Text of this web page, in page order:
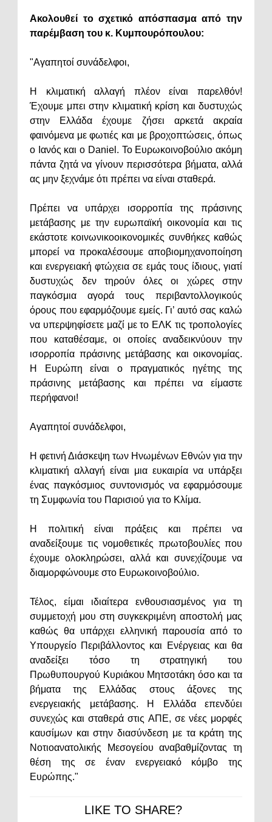
Ακολουθεί το σχετικό απόσπασμα από την
παρέμβαση του κ. Κυμπουρόπουλου:
"Αγαπητοί συνάδελφοι,
Η κλιματική αλλαγή πλέον είναι παρελθόν!
Έχουμε μπει στην κλιματική κρίση και δυστυχώς
στην Ελλάδα έχουμε ζήσει αρκετά ακραία
φαινόμενα με φωτιές και με βροχοπτώσεις, όπως
ο Ιανός και ο Daniel. Το Ευρωκοινοβούλιο ακόμη
πάντα ζητά να γίνουν περισσότερα βήματα, αλλά
ας μην ξεχνάμε ότι πρέπει να είναι σταθερά.
Πρέπει να υπάρχει ισορροπία της πράσινης
μετάβασης με την ευρωπαϊκή οικονομία και τις
εκάστοτε κοινωνικοοικονομικές συνθήκες καθώς
μπορεί να προκαλέσουμε αποβιομηχανοποίηση
και ενεργειακή φτώχεια σε εμάς τους ίδιους, γιατί
δυστυχώς δεν τηρούν όλες οι χώρες στην
παγκόσμια αγορά τους περιβαντολλογικούς
όρους που εφαρμόζουμε εμείς. Γι’ αυτό σας καλώ
να υπερψηφίσετε μαζί με το ΕΛΚ τις τροπολογίες
που καταθέσαμε, οι οποίες αναδεικνύουν την
ισορροπία πράσινης μετάβασης και οικονομίας.
Η Ευρώπη είναι ο πραγματικός ηγέτης της
πράσινης μετάβασης και πρέπει να είμαστε
περήφανοι!
Αγαπητοί συνάδελφοι,
Η φετινή Διάσκεψη των Ηνωμένων Εθνών για την
κλιματική αλλαγή είναι μια ευκαιρία να υπάρξει
ένας παγκόσμιος συντονισμός να εφαρμόσουμε
τη Συμφωνία του Παρισιού για το Κλίμα.
Η πολιτική είναι πράξεις και πρέπει να
αναδείξουμε τις νομοθετικές πρωτοβουλίες που
έχουμε ολοκληρώσει, αλλά και συνεχίζουμε να
διαμορφώνουμε στο Ευρωκοινοβούλιο.
Τέλος, είμαι ιδιαίτερα ενθουσιασμένος για τη
συμμετοχή μου στη συγκεκριμένη αποστολή μας
καθώς θα υπάρχει ελληνική παρουσία από το
Υπουργείο Περιβάλλοντος και Ενέργειας και θα
αναδείξει τόσο τη στρατηγική του
Πρωθυπουργού Κυριάκου Μητσοτάκη όσο και τα
βήματα της Ελλάδας στους άξονες της
ενεργειακής μετάβασης. Η Ελλάδα επενδύει
συνεχώς και σταθερά στις ΑΠΕ, σε νέες μορφές
καυσίμων και στην διασύνδεση με τα κράτη της
Νοτιοανατολικής Μεσογείου αναβαθμίζοντας τη
θέση της σε έναν ενεργειακό κόμβο της
Ευρώπης."
LIKE TO SHARE?